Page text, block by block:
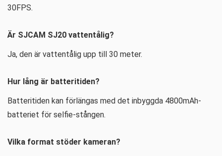
30FPS.
Är SJCAM SJ20 vattentålig?
Ja, den är vattentålig upp till 30 meter.
Hur lång är batteritiden?
Batteritiden kan förlängas med det inbyggda 4800mAh-
batteriet för selfie-stången.
Vilka format stöder kameran?